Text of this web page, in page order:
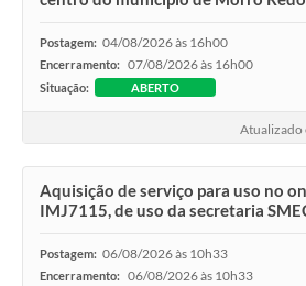
Postagem: 04/08/2026 às 16h00
Encerramento: 07/08/2026 às 16h00
Situação: ABERTO
Atualizado
Aquisição de serviço para uso no
IMJ7115, de uso da secretaria
Postagem: 06/08/2026 às 10h33
Encerramento: 06/08/2026 às 10h33